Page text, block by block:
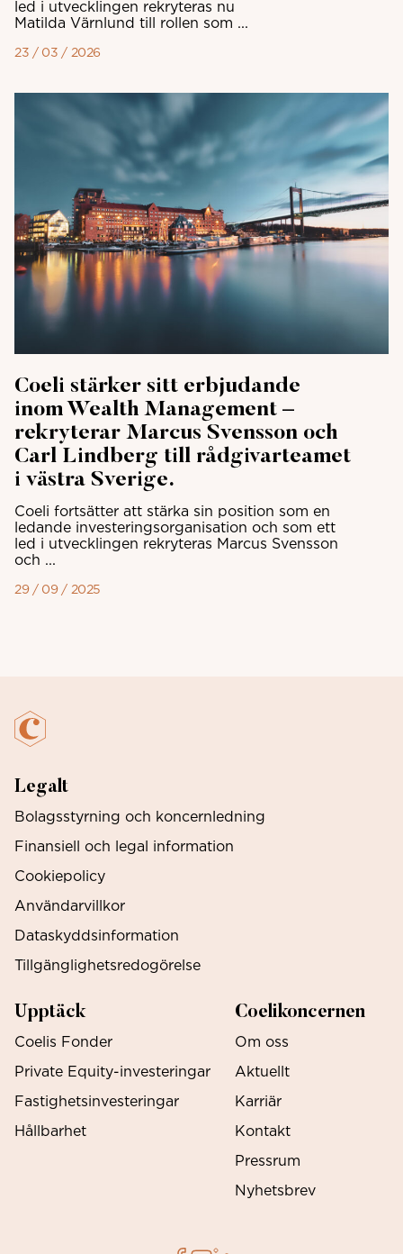
led i utvecklingen rekryteras nu
Matilda Värnlund till rollen som ...
23 / 03 / 2026
Coeli stärker sitt erbjudande
inom Wealth Management –
rekryterar Marcus Svensson och
Carl Lindberg till rådgivarteamet
i västra Sverige.
Coeli fortsätter att stärka sin position som en
ledande investeringsorganisation och som ett
led i utvecklingen rekryteras Marcus Svensson
och ...
29 / 09 / 2025
Legalt
Bolagsstyrning och koncernledning
Finansiell och legal information
Cookiepolicy
Användarvillkor
Dataskyddsinformation
Tillgänglighetsredogörelse
Upptäck
Coelis Fonder
Private Equity-investeringar
Fastighetsinvesteringar
Hållbarhet
Coelikoncernen
Om oss
Aktuellt
Karriär
Kontakt
Pressrum
Nyhetsbrev